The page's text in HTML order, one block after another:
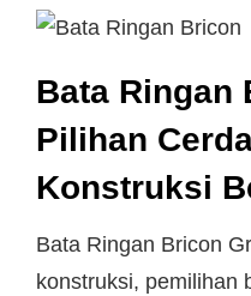
Bata Ringan
Pilihan
Konstruksi
Bata Ringan Bricon
konstruksi, pemilihan